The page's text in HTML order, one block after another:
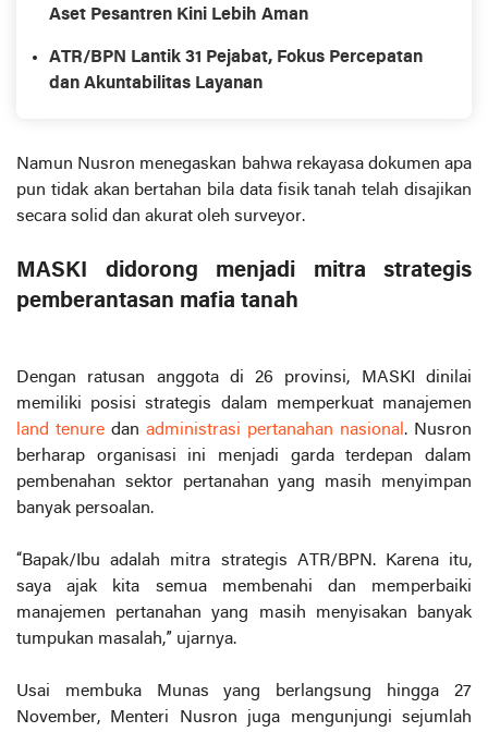
Aset Pesantren Kini Lebih Aman
ATR/BPN Lantik 31 Pejabat, Fokus Percepatan
dan Akuntabilitas Layanan
Namun Nusron menegaskan bahwa rekayasa dokumen apa
pun tidak akan bertahan bila data fisik tanah telah disajikan
secara solid dan akurat oleh surveyor.
MASKI didorong menjadi mitra strategis
pemberantasan mafia tanah
Dengan ratusan anggota di 26 provinsi, MASKI dinilai
memiliki posisi strategis dalam memperkuat manajemen
land tenure dan administrasi pertanahan nasional . Nusron
berharap organisasi ini menjadi garda terdepan dalam
pembenahan sektor pertanahan yang masih menyimpan
banyak persoalan.
“Bapak/Ibu adalah mitra strategis ATR/BPN. Karena itu,
saya ajak kita semua membenahi dan memperbaiki
manajemen pertanahan yang masih menyisakan banyak
tumpukan masalah,” ujarnya.
Usai membuka Munas yang berlangsung hingga 27
November, Menteri Nusron juga mengunjungi sejumlah